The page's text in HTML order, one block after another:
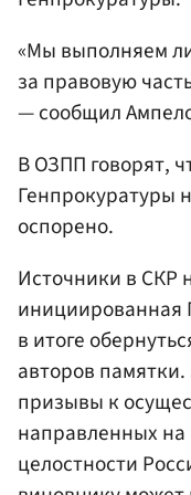
«Мы выполняем
за правовую
— сообщил
В ОЗПП говорят,
Генпрокуратуры
оспорено.
Источники в СКР
инициированная
в итоге
авторов
призывы к
направленных
целостности